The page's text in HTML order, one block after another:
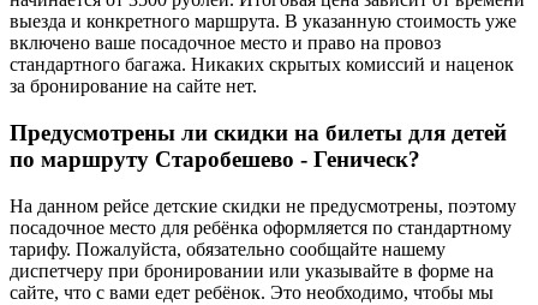
выезда и конкретного маршрута. В указанную стоимость уже
включено ваше посадочное место и право на провоз
стандартного багажа. Никаких скрытых комиссий и наценок
за бронирование на сайте нет.
Предусмотрены ли скидки на билеты для детей
по маршруту Старобешево - Геническ?
На данном рейсе детские скидки не предусмотрены, поэтому
посадочное место для ребёнка оформляется по стандартному
тарифу. Пожалуйста, обязательно сообщайте нашему
диспетчеру при бронировании или указывайте в форме на
сайте, что с вами едет ребёнок. Это необходимо, чтобы мы